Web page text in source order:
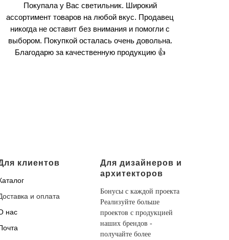
Покупала у Вас светильник. Широкий
ассортимент товаров на любой вкус. Продавец
никогда не оставит без внимания и помогли с
выбором. Покупкой осталась очень довольна.
Благодарю за качественную продукцию 👍
клиентов
и оплата
нас
Для дизайнеров и
архитекторов
Бонусы с каждой проекта
Реализуйте больше
проектов с продукцией
наших брендов -
получайте более